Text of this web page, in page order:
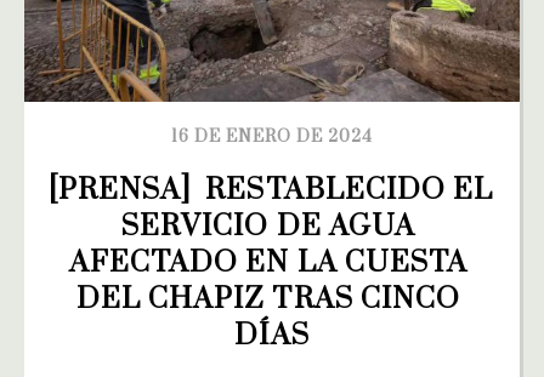
16 DE ENERO DE 2024
[PRENSA]  RESTABLECIDO EL
SERVICIO DE AGUA
AFECTADO EN LA CUESTA
DEL CHAPIZ TRAS CINCO
DÍAS